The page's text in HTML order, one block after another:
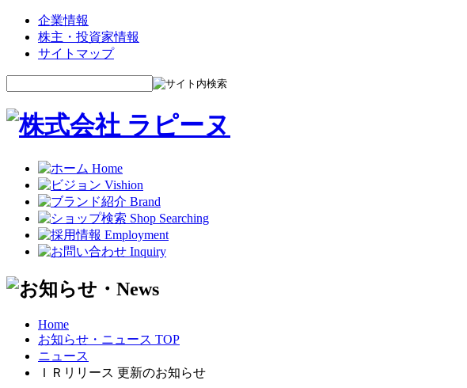
企業情報
株主・投資家情報
サイトマップ
Home
お知らせ・ニュース TOP
ニュース
ＩＲリリース 更新のお知らせ